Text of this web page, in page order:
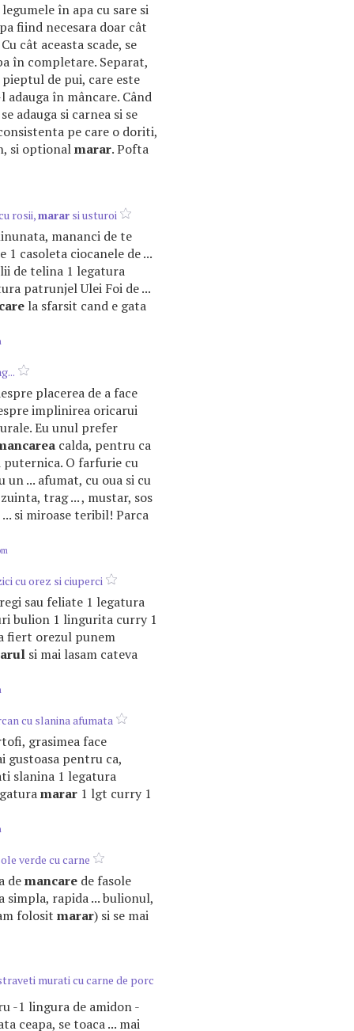
în apa cu sare si
fiind necesara doar cât
cât aceasta scade, se
în completare. Separat,
de pui, care este
în mâncare. Când
adauga si carnea si se
pe care o doriti,
si optionalmarar. Pofta
rosii,marar si usturoi
mananci de te
1 casoleta ciocanele de ...
de telina 1 legatura
patrunjel Ulei Foi de ...
la sfarsit cand e gata
placerea de a face
implinirea oricarui
Eu unul prefer
calda, pentru ca
puternica. O farfurie cu
un ... afumat, cu oua si cu
trag ... , mustar, sos
... si miroase teribil! Parca
cu orez si ciuperci
sau feliate 1 legatura
bulion 1 lingurita curry 1
fiert orezul punem
si mai lasam cateva
cu slanina afumata
grasimea face
gustoasa pentru ca,
slanina 1 legatura
marar 1 lgt curry 1
verde cu carne
demancare de fasole
simpla, rapida ... bulionul,
folosit marar) si se mai
murati cu carne de porc
-1 lingura de amidon -
ceapa, se toaca ... mai